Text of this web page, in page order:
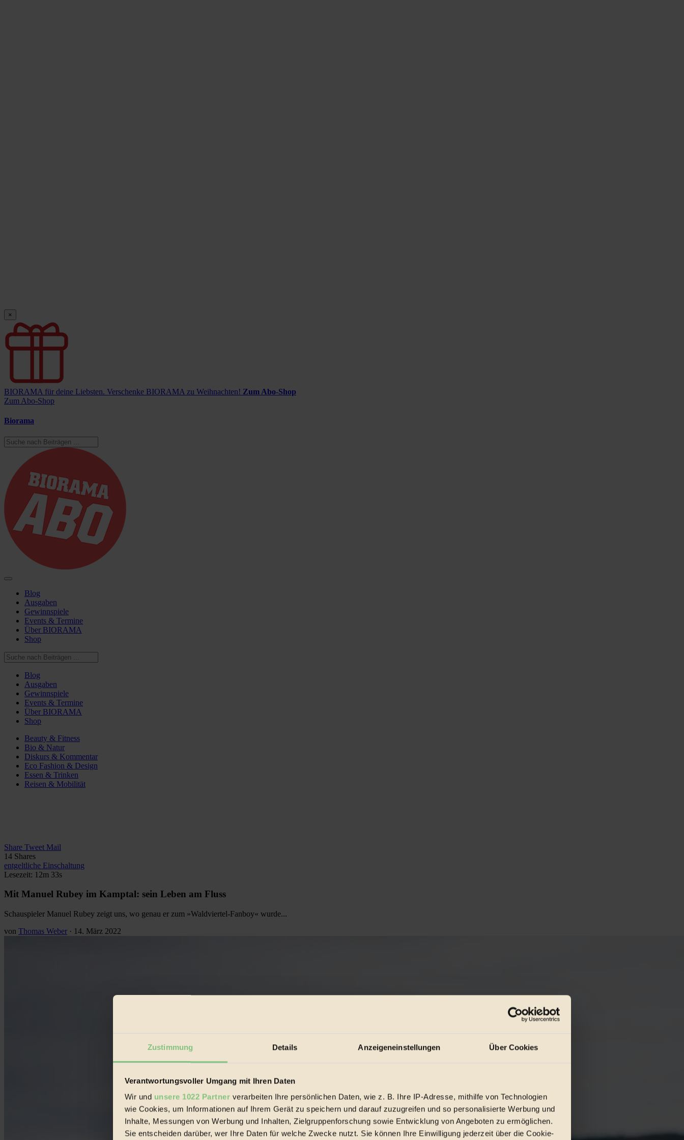
Zustimmung Details Anzeigeneinstellungen Über Cookies
Verantwortungsvoller Umgang mit Ihren Daten
Wir und unsere 1022 Partner verarbeiten Ihre persönlichen Daten, wie z. B. Ihre IP-Adresse, mithilfe von Technologien
wie Cookies, um Informationen auf Ihrem Gerät zu speichern und darauf zuzugreifen und so personalisierte Werbung und
Inhalte, Messungen von Werbung und Inhalten, Zielgruppenforschung sowie Entwicklung von Angeboten zu ermöglichen.
Sie entscheiden darüber, wer Ihre Daten für welche Zwecke nutzt. Sie können Ihre Einwilligung jederzeit über die Cookie-
×
BIORAMA für deine Liebsten. Verschenke BIORAMA zu Weihnachten! Zum Abo-Shop
Zum Abo-Shop
Biorama
Blog
Ausgaben
Gewinnspiele
Events & Termine
Über BIORAMA
Shop
Blog
Ausgaben
Gewinnspiele
Events & Termine
Über BIORAMA
Shop
Beauty & Fitness
Bio & Natur
Diskurs & Kommentar
Eco Fashion & Design
Essen & Trinken
Reisen & Mobilität
Share Tweet Mail
14 Shares
entgeltliche Einschaltung
Lesezeit: 12m 33s
Mit Manuel Rubey im Kamptal: sein Leben am Fluss
Schauspieler Manuel Rubey zeigt uns, wo genau er zum »Waldviertel-Fanboy« wurde...
von Thomas Weber · 14. März 2022